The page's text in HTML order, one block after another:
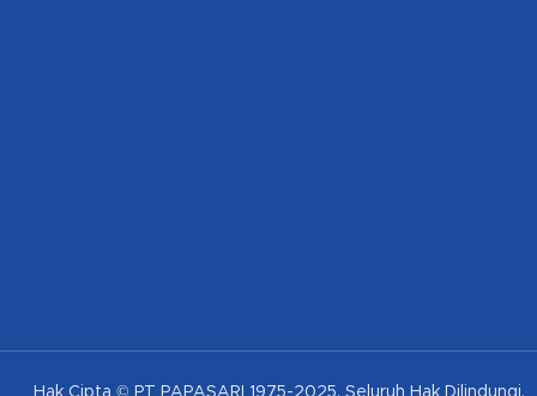
Hak Cipta © PT PAPASARI 1975-2025. Seluruh Hak Dilindungi.